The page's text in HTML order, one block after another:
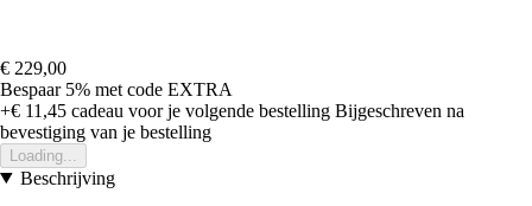
€ 229,00
Bespaar 5% met code EXTRA
+€ 11,45 cadeau voor je volgende bestelling Bijgeschreven na
bevestiging van je bestelling
Loading...
Beschrijving